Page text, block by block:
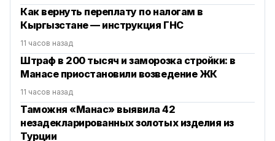
Как вернуть переплату по налогам в
Кыргызстане — инструкция ГНС
11 часов назад
Штраф в 200 тысяч и заморозка стройки: в
Манасе приостановили возведение ЖК
11 часов назад
Таможня «Манас» выявила 42
незадекларированных золотых изделия из
Турции